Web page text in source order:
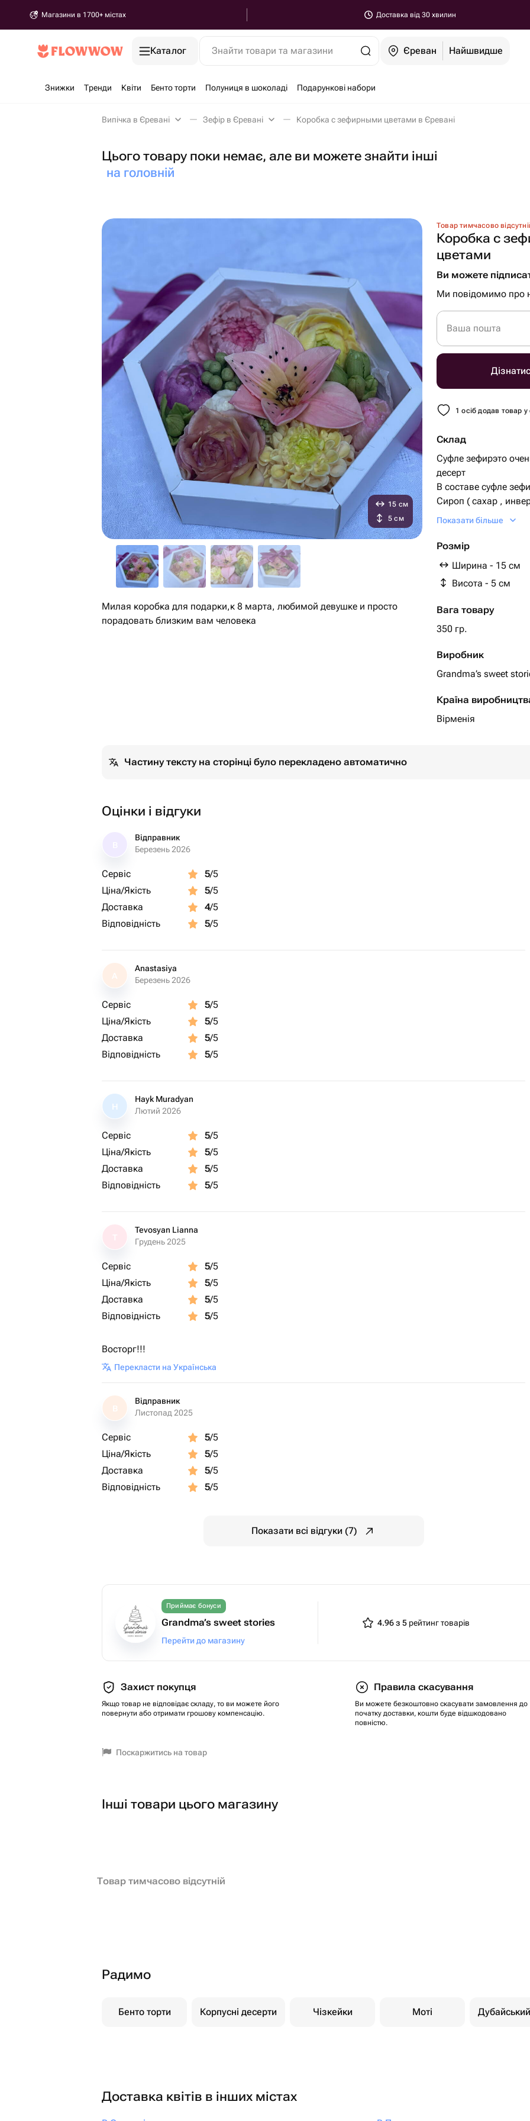
Магазини в 1700+ містах Доставка від 30 хвилин
Каталог Знайти товари та магазини Єреван Найшвидше
Знижки Тренди Квіти Бенто торти Полуниця в шоколаді Подарункові набори
Випічка в Єревані Зефір в Єревані Коробка с зефирными цветами в Єревані
Цього товару поки немає, але ви можете знайти інші
на головній
Товар тимчасово
Коробка с
цветами
Ви можете
Ми повідомимо про
Ваша пошта
1 осіб додав товар у
Склад
Суфле зефирэто
десерт
В составе суфле
Сироп ( сахар ,
агар,вода,лимонная
Срок годности
Показати більше
Розмір
Ширина - 15 см
Висота - 5 см
Вага товару
350 гр.
Виробник
Grandma’s sweet
Країна
Вірменія
15 см
5 см
Милая коробка для подарки,к 8 марта, любимой девушке и просто
порадовать близким вам человека
Частину тексту на сторінці було перекладено автоматично
Оцінки і відгуки
Відправник
Березень 2026
Сервіс 5/5
Ціна/Якість
5/5
Доставка
4/5
Відповідність
5/5
A
Anastasiya
Березень 2026
Сервіс 5/5
Ціна/Якість
5/5
Доставка
5/5
Відповідність
5/5
H
Hayk Muradyan
Лютий 2026
Сервіс 5/5
Ціна/Якість
5/5
Доставка
5/5
Відповідність
5/5
Tevosyan Lianna
Грудень 2025
Сервіс 5/5
Ціна/Якість
5/5
Доставка
5/5
Відповідність
5/5
Восторг!!!
Перекласти на Українська
В
Відправник
Листопад 2025
Сервіс 5/5
Ціна/Якість
5/5
Доставка
5/5
Відповідність
5/5
Показати всі відгуки (7)
Приймає бонуси
Grandma’s sweet stories
Перейти до магазину
4.96 з 5 рейтинг товарів
Захист покупця
Якщо товар не відповідає складу, то ви можете його
повернути або отримати грошову компенсацію.
Правила скасування
Ви можете безкоштовно скасувати замовлення до
початку доставки, кошти буде відшкодовано
повністю.
Поскаржитись на товар
Інші товари цього магазину
Товар тимчасово відсутній
Радимо
Бенто торти Корпусні десерти Чізкейки Моті
Доставка квітів в інших містах